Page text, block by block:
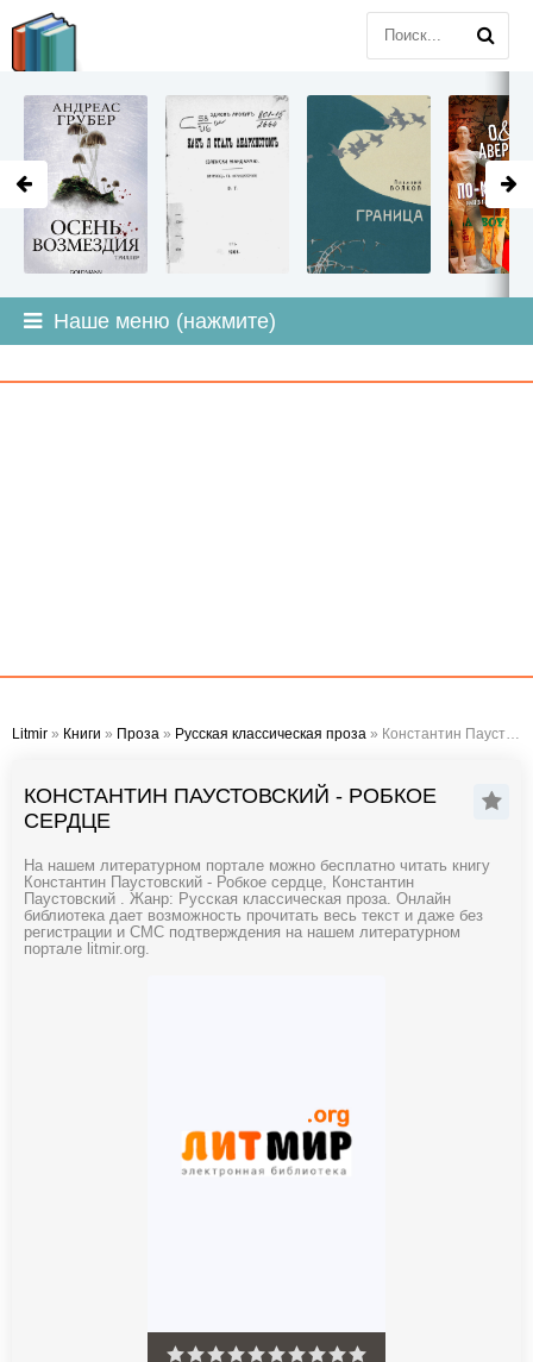
Наше меню (нажмите)
Litmir » Книги » Проза » Русская классическая проза » Константин Паустовский - Робкое сердце
КОНСТАНТИН ПАУСТОВСКИЙ - РОБКОЕ
СЕРДЦЕ
На нашем литературном портале можно бесплатно читать книгу
Константин Паустовский - Робкое сердце, Константин
Паустовский . Жанр: Русская классическая проза. Онлайн
библиотека дает возможность прочитать весь текст и даже без
регистрации и СМС подтверждения на нашем литературном
портале litmir.org.
LITMIR.ORG